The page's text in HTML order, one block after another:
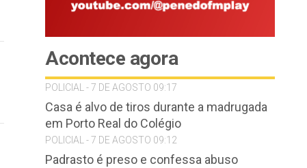
Acontece agora
POLICIAL - 7 DE AGOSTO 09:17
Casa é alvo de tiros durante a madrugada
em Porto Real do Colégio
POLICIAL - 7 DE AGOSTO 09:12
Padrasto é preso e confessa abuso